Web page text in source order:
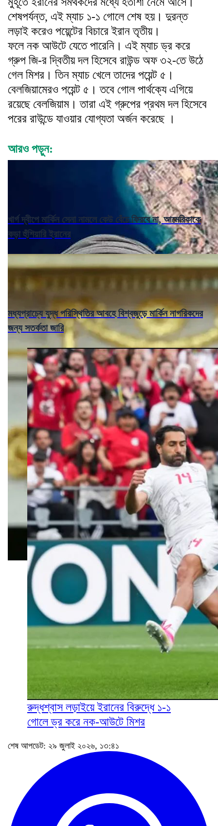
শেষপর্যন্ত, এই ম্যাচ ১-১ গোলে শেষ হয়। দুরন্ত
লড়াই করেও পয়েন্টের বিচারে ইরান তৃতীয়।
ফলে নক আউটে যেতে পারেনি। এই ম্যাচ ড্র করে
গ্রুপ জি-র দ্বিতীয় দল হিসেবে রাউন্ড অফ ৩২-তে উঠে
গেল মিশর। তিন ম্যাচ খেলে তাদের পয়েন্ট ৫।
বেলজিয়ামেরও পয়েন্ট ৫। তবে গোল পার্থক্যে এগিয়ে
রয়েছে বেলজিয়াম। তারা এই গ্রুপের প্রথম দল হিসেবে
পরের রাউন্ডে যাওয়ার যোগ্যতা অর্জন করেছে ।
আরও পড়ুন:
খার্গ দ্বীপে মার্কিন সেনা নামলে কেউ বেঁচে ফিরবে না, আমেরিকাকে
কড়া হুঁশিয়ারি ইরানের
মধ্যপ্রাচ্যে যুদ্ধ পরিস্থিতির আবহে বিশ্বজুড়ে মার্কিন নাগরিকদের
জন্য সতর্কতা জারি
রুদ্ধশ্বাস লড়াইয়ে ইরানের বিরুদ্ধে ১-১
গোলে ড্র করে নক-আউটে মিশর
শেষ আপডেট: ২৯ জুলাই ২০২৬, ১৩:৪১